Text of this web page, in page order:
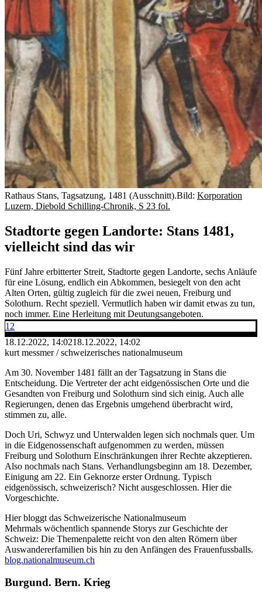
Rathaus Stans, Tagsatzung, 1481 (Ausschnitt).Bild: Korporation
Luzern, Diebold Schilling-Chronik, S 23 fol.
Stadtorte gegen Landorte: Stans 1481,
vielleicht sind das wir
Fünf Jahre erbitterter Streit, Stadtorte gegen Landorte, sechs Anläufe
für eine Lösung, endlich ein Abkommen, besiegelt von den acht
Alten Orten, gültig zugleich für die zwei neuen, Freiburg und
Solothurn. Recht speziell. Vermutlich haben wir damit etwas zu tun,
noch immer. Eine Herleitung mit Deutungsangeboten.
12
18.12.2022, 14:0218.12.2022, 14:02
kurt messmer / schweizerisches nationalmuseum
Am 30. November 1481 fällt an der Tagsatzung in Stans die
Entscheidung. Die Vertreter der acht eidgenössischen Orte und die
Gesandten von Freiburg und Solothurn sind sich einig. Auch alle
Regierungen, denen das Ergebnis umgehend überbracht wird,
stimmen zu, alle.
Doch Uri, Schwyz und Unterwalden legen sich nochmals quer. Um
in die Eidgenossenschaft aufgenommen zu werden, müssen
Freiburg und Solothurn Einschränkungen ihrer Rechte akzeptieren.
Also nochmals nach Stans. Verhandlungsbeginn am 18. Dezember,
Einigung am 22. Ein Geknorze erster Ordnung. Typisch
eidgenössisch, schweizerisch? Nicht ausgeschlossen. Hier die
Vorgeschichte.
Hier bloggt das Schweizerische Nationalmuseum
Mehrmals wöchentlich spannende Storys zur Geschichte der
Schweiz: Die Themenpalette reicht von den alten Römern über
Auswandererfamilien bis hin zu den Anfängen des Frauenfussballs.
blog.nationalmuseum.ch
Burgund. Bern. Krieg